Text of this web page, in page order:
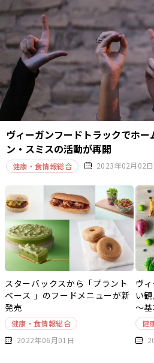
ヴィーガンフードトラックでホ
ン・スミスの活動が再開
健康・食情報総合 2023年02月02日
スターバックスから「プラント
ベース 」のフードメニューが新
発売
健康・食情報総合
2022年06月01日
ヴ
い
～
健